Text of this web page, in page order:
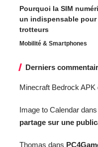
Pourquoi la SIM
un indispensable
trotteurs
Mobilité & Smartphones
Derniers
Minecraft Bedrock APK
Image to Calendar dans
partage sur une
Thomas dans